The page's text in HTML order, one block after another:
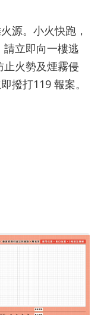
源。小火快跑，
立即向一樓逃
火勢及煙霧侵
撥打119 報案。